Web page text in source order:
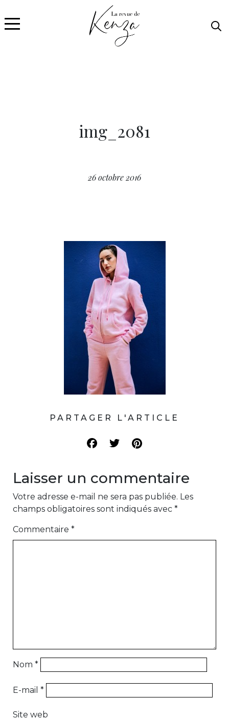
img_2081
26 octobre 2016
PARTAGER L'ARTICLE
Laisser un commentaire
Votre adresse e-mail ne sera pas publiée. Les
champs obligatoires sont indiqués avec *
Commentaire *
Nom *
E-mail *
Site web